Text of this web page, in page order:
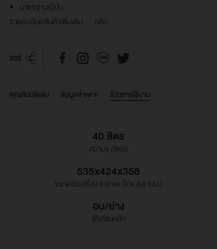
มาตรฐานญี่ปุ่น
รายละเอียดสินค้าเพิ่มเติม
คลิก
แชร์
คุณสมบัติเด่น ข้อมูลจำเพาะ รีวิวการใช้งาน
40 ลิตร
ความจุ (ลิตร)
535x424x358
ขนาดตัวเครื่อง (กว้างx ลึกx สูง) (มม.)
อบ/ย่าง
ฟังก์ชันหลัก